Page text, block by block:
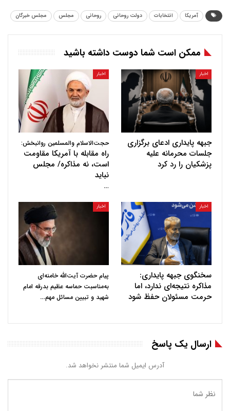
آمریکا انتخابات دولت روحانی روحانی مجلس مجلس خبرگان
ممکن است شما دوست داشته باشید
اخبار
جبهه پایداری ادعای برگزاری
جلسات محرمانه علیه
پزشکیان را رد کرد
اخبار
حجت‌الاسلام والمسلمین روانبخش:
راه مقابله با آمریکا مقاومت
است، نه مذاکره/ مجلس
نباید
…
اخبار
سخنگوی جبهه پایداری:
مذاکره نتیجه‌ای ندارد، اما
حرمت مسئولان حفظ شود
اخبار
پیام حضرت آیت‌الله خامنه‌ای
به‌مناسبت حماسه عظیم بدرقه امام
شهید و تبیین مسائل مهم…
ارسال یک پاسخ
آدرس ایمیل شما منتشر نخواهد شد.